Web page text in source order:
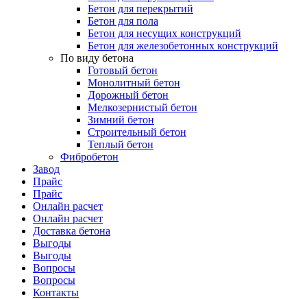
Бетон для перекрытий
Бетон для пола
Бетон для несущих конструкций
Бетон для железобетонных конструкций
По виду бетона
Готовый бетон
Монолитный бетон
Дорожный бетон
Мелкозернистый бетон
Зимний бетон
Строительный бетон
Теплый бетон
Фибробетон
Завод
Прайс
Прайс
Онлайн расчет
Онлайн расчет
Доставка бетона
Выгоды
Выгоды
Вопросы
Вопросы
Контакты